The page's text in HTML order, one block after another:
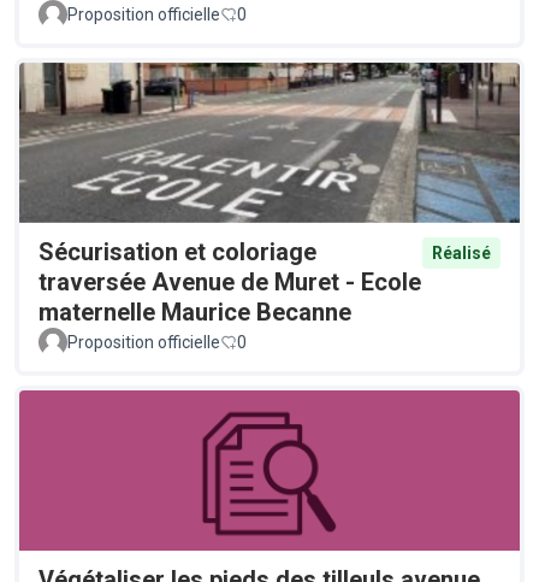
Proposition officielle 0
Sécurisation et coloriage
traversée Avenue de Muret - Ecole
maternelle Maurice Becanne
Réalisé
Proposition officielle 0